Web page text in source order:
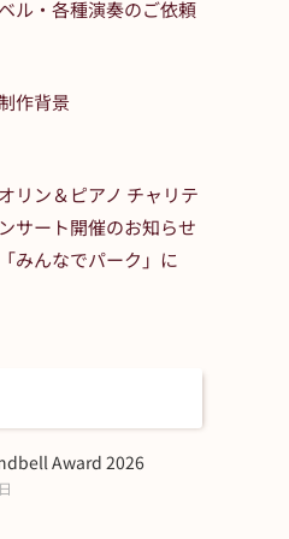
ル・各種演奏のご依頼
作背景
リン＆ピアノ チャリテ
サート開催のお知らせ
「みんなでパーク」に
Award 2026